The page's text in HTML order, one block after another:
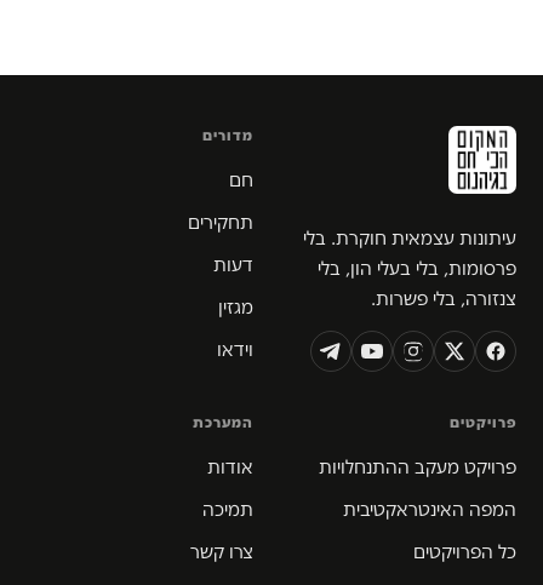
עיתונות עצמאית חוקרת. בלי
פרסומות, בלי בעלי הון, בלי
צנזורה, בלי פשרות.
מדורים
חם
תחקירים
דעות
מגזין
וידאו
פרויקטים
פרויקט מעקב ההתנחלויות
המפה האינטראקטיבית
כל הפרויקטים
המערכת
אודות
תמיכה
צרו קשר